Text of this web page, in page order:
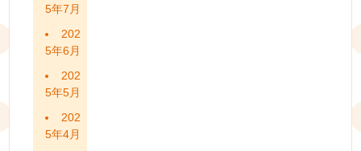
5年7月
202
5年6月
202
5年5月
202
5年4月